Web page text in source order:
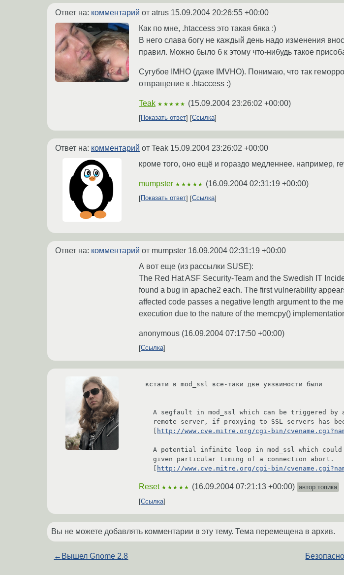
Ответ на: комментарий от atrus 15.09.2004 20:26:55 +00:00
Как по мне, .htaccess это такая бяка :)
В него слава богу не каждый день надо изменения
правил. Можно было б к этому что-нибудь такое
Сугубое IMHO (даже IMVHO). Понимаю, что так
отвращение к .htaccess :)
Teak ★★★★★ (15.09.2004 23:26:02 +00:00)
Показать ответ Ссылка
Ответ на: комментарий от Teak 15.09.2004 23:26:02 +00:00
кроме того, оно ещё и гораздо медленнее. например,
mumpster ★★★★★ (16.09.2004 02:31:19 +00:00)
Показать ответ Ссылка
Ответ на: комментарий от mumpster 16.09.2004 02:31:19 +00:00
А вот еще (из рассылки SUSE):
The Red Hat ASF Security-Team and the Swedish IT
found a bug in apache2 each. The first vulnerability
affected code passes a negative length argument to the
execution due to the nature of the memcpy()
anonymous (16.09.2004 07:17:50 +00:00)
Ссылка
кстати в mod_ssl все-таки две уязвимости были
http://www.cve.mitre.org/cgi-bin/
http://www.cve.mitre.org/cgi-bin/
Reset ★★★★★ (16.09.2004 07:21:13 +00:00) автор топика
Ссылка
Вы не можете добавлять комментарии в эту тему. Тема перемещена в архив.
← Вышел Gnome 2.8